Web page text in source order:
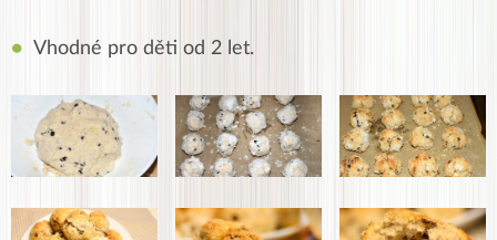
Vhodné pro děti od 2 let.